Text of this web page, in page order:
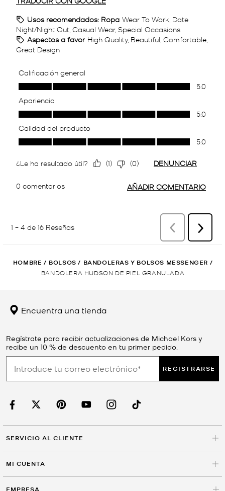
HOMBRE / BOLSOS / BANDOLERAS Y BOLSOS MESSENGER /
BANDOLERA HUDSON DE PIEL GRANULADA
Encuentra una tienda
Regístrate para recibir actualizaciones de Michael Kors y
recibe un 10 % de descuento en tu primer pedido.
REGISTRARSE
SERVICIO AL CLIENTE
MI CUENTA
EMPRESA